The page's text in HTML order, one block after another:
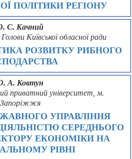
ПОЛІТИКИ РЕГІОНУ
С. Качний
Київської обласної ради
РОЗВИТКУ РИБНОГО
А. Ковтун
приватний університет, м.
Запоріжжя
УПРАВЛІННЯ
СЕРЕДНЬОГО
ЕКОНОМІКИ НА
РІВНІ